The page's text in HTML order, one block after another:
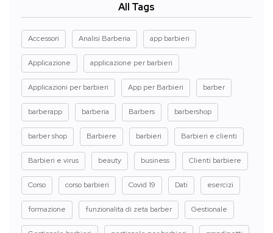
All Tags
Accessori Analisi Barberia app barbieri
Applicazione applicazione per barbieri
Applicazioni per barbieri App per Barbieri barber
barberapp barberia Barbers barbershop
barber shop Barbiere barbieri Barbieri e clienti
Barbieri e virus beauty business Clienti barbiere
Corso corso barbieri Covid 19 Dati esercizi
formazione funzionalita di zeta barber Gestionale